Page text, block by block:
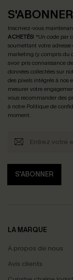
Inscrivez-vous
ACHETÉS! *Un code par
soumettant votre
marketing (y compris du
avoir pris connaissance
données collectées sur
des pixels intégrés à nos
mesurer votre
vous recommander des
à notre Politique de
moment.
S'ABONNER
LA MARQUE
À propos de nous
Avis clients